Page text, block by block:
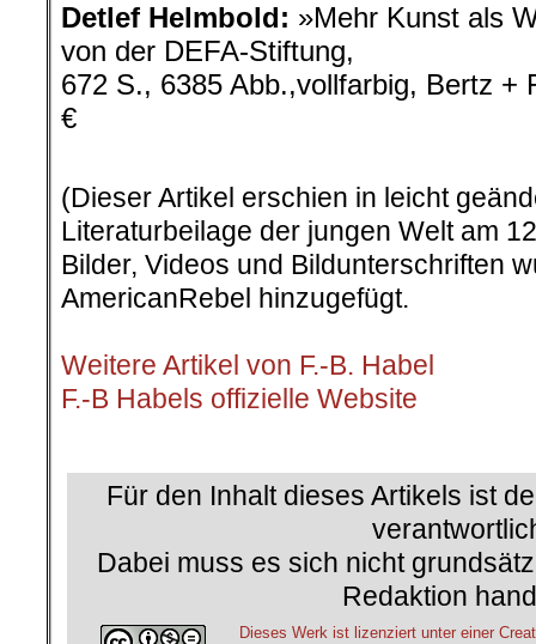
Detlef Helmbold: »Mehr Kunst als
von der DEFA-Stiftung,
672 S., 6385 Abb.,vollfarbig, Bertz +
€
(Dieser Artikel erschien in leicht
Literaturbeilage der jungen Welt am
Bilder, Videos und Bildunterschriften
AmericanRebel hinzugefügt.
Weitere Artikel von F.-B. Habel
F.-B Habels offizielle Website
Für den Inhalt dieses Artikels ist
Dabei muss es sich nicht
Redaktion
Dieses Werk ist lizenziert unter einer